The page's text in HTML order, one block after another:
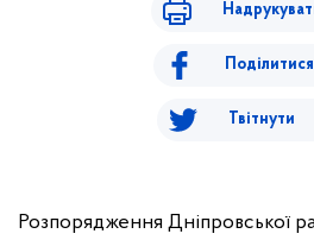
Поділитися
Твітнути
Розпорядження Дніпровської